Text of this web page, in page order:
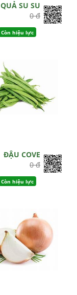
QUẢ SU SU
0 đ
Còn hiệu lực
ĐẬU COVE
0 đ
Còn hiệu lực